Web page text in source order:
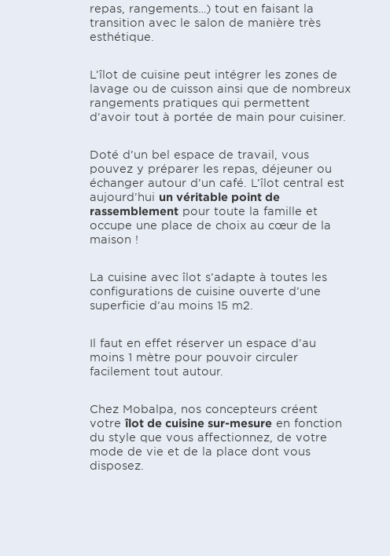
repas, rangements…) tout en faisant la
transition avec le salon de manière très
esthétique.
L’îlot de cuisine peut intégrer les zones de
lavage ou de cuisson ainsi que de nombreux
rangements pratiques qui permettent
d’avoir tout à portée de main pour cuisiner.
Doté d’un bel espace de travail, vous
pouvez y préparer les repas, déjeuner ou
échanger autour d’un café. L’îlot central est
aujourd’hui un véritable point de
rassemblement pour toute la famille et
occupe une place de choix au cœur de la
maison !
La cuisine avec îlot s’adapte à toutes les
configurations de cuisine ouverte d’une
superficie d’au moins 15 m2.
Il faut en effet réserver un espace d’au
moins 1 mètre pour pouvoir circuler
facilement tout autour.
Chez Mobalpa, nos concepteurs créent
votreîlot de cuisine sur-mesure en fonction
du style que vous affectionnez, de votre
mode de vie et de la place dont vous
disposez.